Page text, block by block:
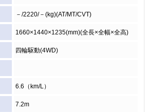
－/2220/－(kg)(AT/MT/CVT)
1660×1440×1235(mm)(全長×全幅×全高)
四輪駆動(4WD)
6.6（km/L）
7.2m